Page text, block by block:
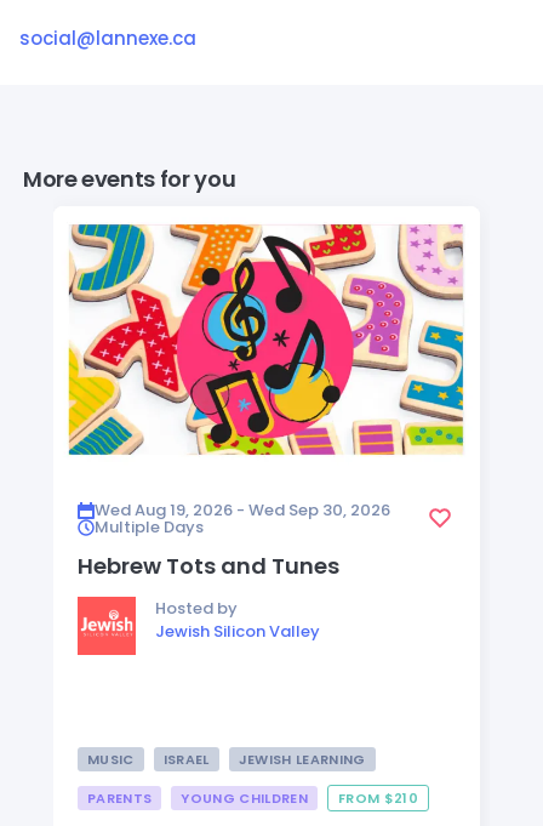
social@lannexe.ca
More events for you
Wed Aug 19, 2026 - Wed Sep 30, 2026
Multiple Days
Hebrew Tots and Tunes
Hosted by
Jewish Silicon Valley
MUSIC ISRAEL
JEWISH LEARNING
PARENTS
YOUNG CHILDREN FROM $210